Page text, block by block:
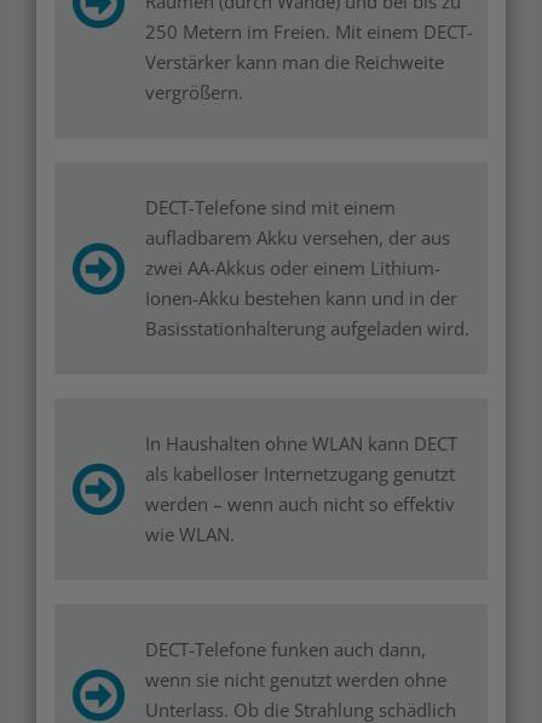
250 Metern im Freien. Mit einem DECT-
Verstärker kann man die Reichweite
vergrößern.
DECT-Telefone sind mit einem
aufladbarem Akku versehen, der aus
zwei AA-Akkus oder einem Lithium-
Ionen-Akku bestehen kann und in der
Basisstationhalterung aufgeladen wird.
In Haushalten ohne WLAN kann DECT
als kabelloser Internetzugang genutzt
werden – wenn auch nicht so effektiv
wie WLAN.
DECT-Telefone funken auch dann,
wenn sie nicht genutzt werden ohne
Unterlass. Ob die Strahlung schädlich